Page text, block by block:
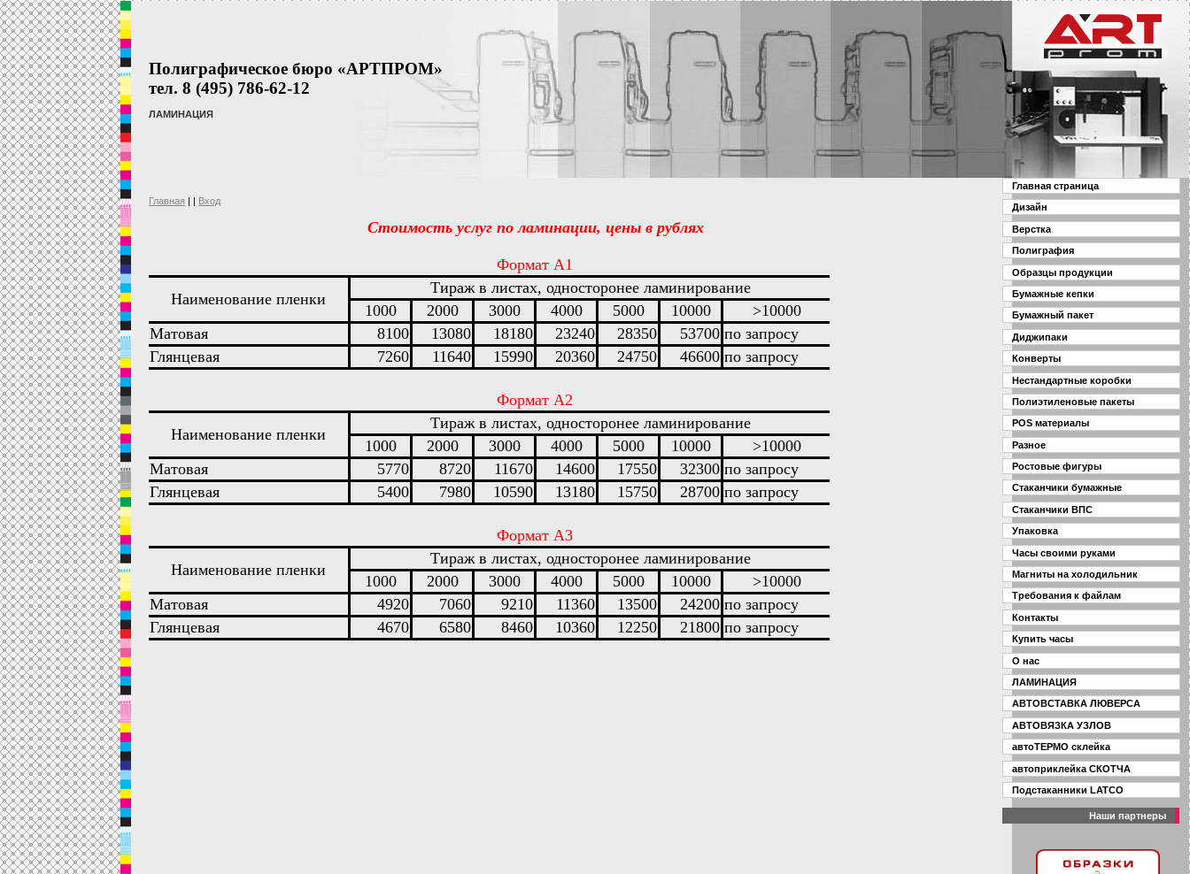
Полиграфическое бюро «АРТПРОМ»
тел. 8 (495) 786-62-12
ЛАМИНАЦИЯ
Главная | | Вход
Стоимость услуг по ламинации, цены в рублях
Формат А1
Наименование пленки
Тираж в листах, односторонее ламинирование
1000
2000 3000 4000 5000 10000
>10000
Матовая
8100 13080 18180 23240 28350 53700 по запросу
Глянцевая
7260 11640 15990 20360 24750 46600 по запросу
Формат А2
Наименование пленки
Тираж в листах, односторонее ламинирование
1000
2000 3000 4000 5000 10000
>10000
Матовая
5770 8720 11670 14600 17550 32300 по запросу
Глянцевая
5400 7980 10590 13180 15750 28700 по запросу
Формат А3
Наименование пленки
Тираж в листах, односторонее ламинирование
1000
2000 3000 4000 5000 10000
>10000
Матовая
4920 7060 9210 11360 13500 24200 по запросу
Глянцевая
4670 6580 8460 10360 12250 21800 по запросу
Главная страница
Дизайн
Верстка
Полиграфия
Образцы продукции
Бумажные кепки
Бумажный пакет
Диджипаки
Конверты
Нестандартные коробки
Полиэтиленовые пакеты
POS материалы
Разное
Ростовые фигуры
Стаканчики бумажные
Cтаканчики ВПС
Упаковка
Часы своими руками
Магниты на холодильник
Требования к файлам
Контакты
Купить часы
О нас
ЛАМИНАЦИЯ
АВТОВСТАВКА ЛЮВЕРСА
АВТОВЯЗКА УЗЛОВ
автоТЕРМО склейка
автоприклейка СКОТЧА
Подстаканники LATCO
Наши партнеры